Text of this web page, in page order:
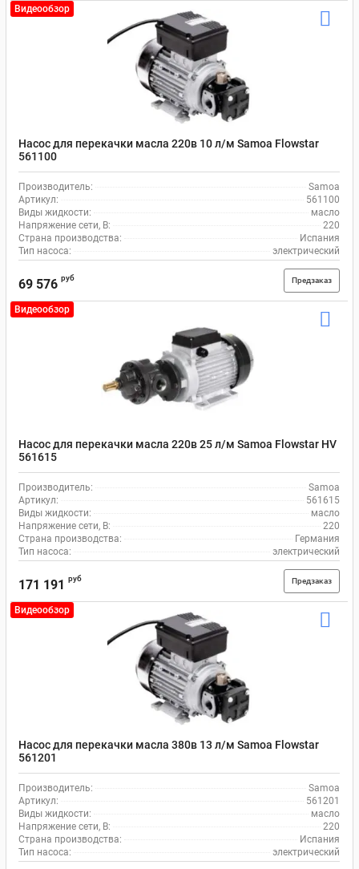
Видеообзор
Насос для перекачки масла 220в 10 л/м Samoa Flowstar
561100
Производитель:
Samoa
Артикул:
561100
Виды жидкости:
масло
Напряжение сети, В:
220
Страна производства:
Испания
Тип насоса:
электрический
69 576 руб Предзаказ
Видеообзор
Насос для перекачки масла 220в 25 л/м Samoa Flowstar HV
561615
Производитель:
Samoa
Артикул:
561615
Виды жидкости:
масло
Напряжение сети, В:
220
Страна производства:
Германия
Тип насоса:
электрический
171 191 руб Предзаказ
Видеообзор
Насос для перекачки масла 380в 13 л/м Samoa Flowstar
561201
Производитель:
Samoa
Артикул:
561201
Виды жидкости:
масло
Напряжение сети, В:
220
Страна производства:
Испания
Тип насоса:
электрический